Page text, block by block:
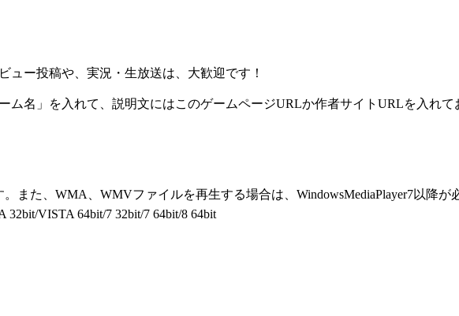
ー投稿や、実況・生放送は、大歓迎です！
ム名」を入れて、説明文にはこのゲームページURLか作者サイトURLを入れて
また、WMA、WMVファイルを再生する場合は、WindowsMediaPlayer7以降が
32bit/VISTA 64bit/7 32bit/7 64bit/8 64bit